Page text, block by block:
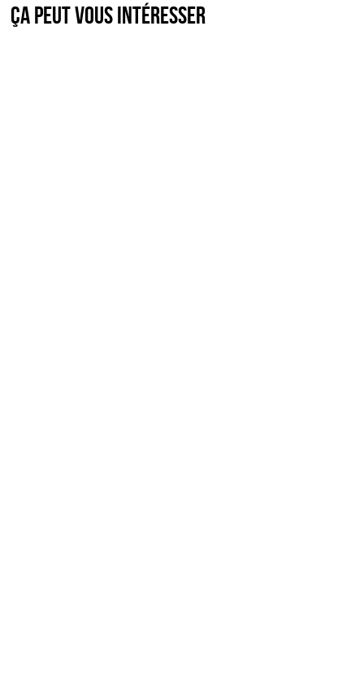
Ça peut vous intéresser